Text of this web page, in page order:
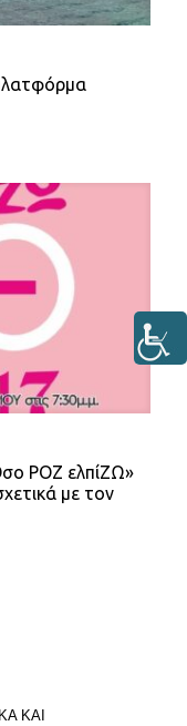
ΡΟΖ ελπίΖΩ»
με τον
ΚΑΙ